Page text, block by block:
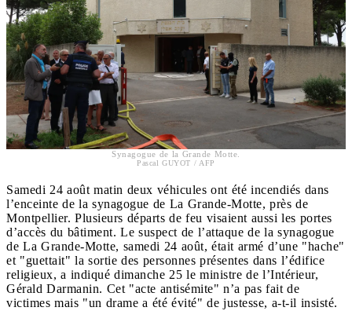
Synagogue de la Grande Motte.
Pascal GUYOT / AFP
Samedi 24 août matin deux véhicules ont été incendiés dans
l’enceinte de la synagogue de La Grande-Motte, près de
Montpellier. Plusieurs départs de feu visaient aussi les portes
d’accès du bâtiment. Le suspect de l’attaque de la synagogue
de La Grande-Motte, samedi 24 août, était armé d’une "hache"
et "guettait" la sortie des personnes présentes dans l’édifice
religieux, a indiqué dimanche 25 le ministre de l’Intérieur,
Gérald Darmanin. Cet "acte antisémite" n’a pas fait de
victimes mais "un drame a été évité" de justesse, a-t-il insisté.